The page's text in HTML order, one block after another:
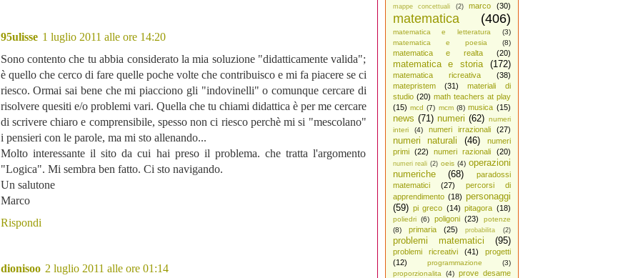
mappe concettuali (2) marco (30)
matematica (406)
matematica e letteratura
(3)
matematica e poesia
(8)
matematica e realta (20)
matematica e storia (172)
matematica ricreativa
(38)
matepristem
(31)
materiali di
studio (20) math teachers at play
(15) mcd (7) mcm (8) musica (15)
news (71) numeri (62) numeri
interi
(4) numeri irrazionali (27)
numeri naturali (46)
numeri
primi
(22) numeri razionali (20)
numeri reali (2) oeis (4) operazioni
numeriche
(68)
paradossi
matematici
(27)
percorsi di
apprendimento (18) personaggi
(59) pi greco (14) pitagora (18)
poliedri (6) poligoni (23)
potenze
(8)
primaria (25) probabilita (2)
problemi matematici (95)
problemi ricreativi (41)
progetti
(12)
programmazione
(3)
proporzionalita
(4) prove desame
95ulisse 1 luglio 2011 alle ore 14:20
Sono contento che tu abbia considerato la mia soluzione "didatticamente valida";
è quello che cerco di fare quelle poche volte che contribuisco e mi fa piacere se ci
riesco. Ormai sai bene che mi piacciono gli "indovinelli" o comunque cercare di
risolvere quesiti e/o problemi vari. Quella che tu chiami didattica è per me cercare
di scrivere chiaro e comprensibile, spesso non ci riesco perchè mi si "mescolano"
i pensieri con le parole, ma mi sto allenando...
Molto interessante il sito da cui hai preso il problema. che tratta l'argomento
"Logica". Mi sembra ben fatto. Ci sto navigando.
Un salutone
Marco
Rispondi
dionisoo 2 luglio 2011 alle ore 01:14